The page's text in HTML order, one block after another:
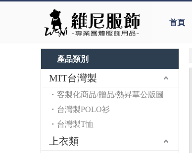
首頁
產品類別
MIT台灣製
客製化商品/贈品/熱昇華公版圖
台灣製POLO衫
台灣製T恤
上衣類